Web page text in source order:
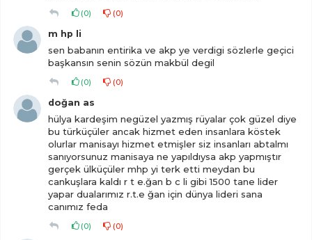
(0) (0)
m hp li
sen babanın entirika ve akp ye verdigi sözlerle geçici
başkansın senin sözün makbül degil
(0) (0)
doğan as
hülya kardeşim negüzel yazmış rüyalar çok güzel diye
bu türküçüler ancak hizmet eden insanlara köstek
olurlar manisayı hizmet etmişler siz insanları abtalmı
sanıyorsunuz manisaya ne yapıldıysa akp yapmıştır
gerçek ülküçüler mhp yi terk etti meydan bu
cankuşlara kaldı r t e.ğan b c li gibi 1500 tane lider
yapar dualarımız r.t.e ğan için dünya lideri sana
canımız feda
(0) (0)